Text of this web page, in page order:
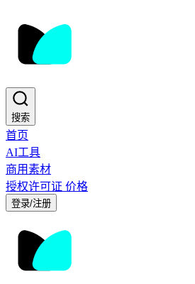
搜索
首页
AI工具
商用素材
授权许可证 价格
登录/注册